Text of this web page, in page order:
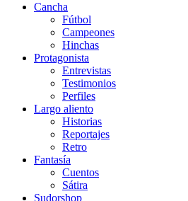
Cancha
Fútbol
Campeones
Hinchas
Protagonista
Entrevistas
Testimonios
Perfiles
Largo aliento
Historias
Reportajes
Retro
Fantasía
Cuentos
Sátira
Sudorshop